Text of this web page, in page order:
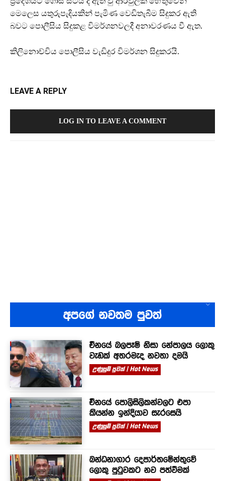
මෙලෙස යතුරුපැදියකින් පැමිණ වෙඩිතැබීම සිදුකර ඇති
බවට පොලීසිය සිදුකළ විමර්ශනවලදී අනාවරණය වී ඇත.
කිලිනොච්චිය පොලීසිය වැඩිදුර විමර්ශන සිදුකරයි.
LEAVE A REPLY
LOG IN TO LEAVE A COMMENT
අපගේ නවතම පුවත්
චීනයේ බලපෑම් නිසා නේපාලය ලොකු
වැඩක් අතරමැද නවතා දමයි
උණුසුම් පුවත් | Hot News
චීනයේ පොලිසිලිකන්වලට එපා
කියන්න ඉන්දියාව සැරසෙයි
උණුසුම් පුවත් | Hot News
බන්ධනාගාර දෙපාර්තමේන්තුවේ
ලොකු පුටුවකට නව පත්වීමක්